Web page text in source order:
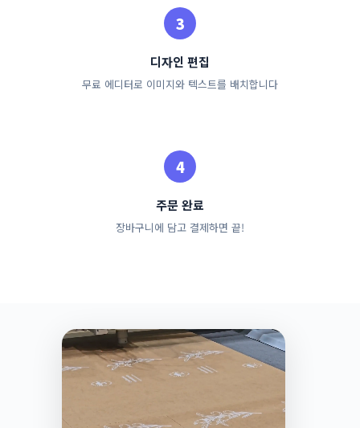
디자인 편집
무료 에디터로 이미지와 텍스트를 배치합니다
주문 완료
장바구니에 담고 결제하면 끝!